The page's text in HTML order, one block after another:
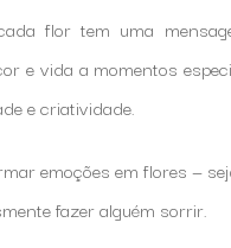
flor tem uma
e vida a momentos
e criatividade.
emoções em flores —
fazer alguém sorrir.